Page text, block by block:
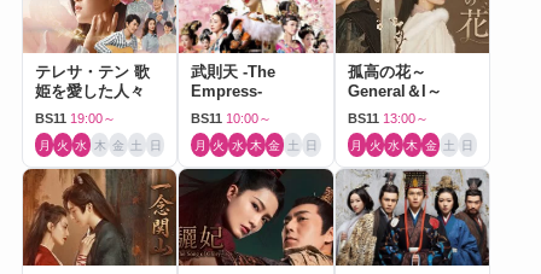
テレサ・テン 歌
姫を愛した人々
BS11 19:00～
月 火 水 木 金 土 日
武則天 -The
Empress-
BS11 10:00～
月 火 水 木 金 土 日
孤高の花～
General＆I～
BS11 13:00～
月 火 水 木 金 土 日